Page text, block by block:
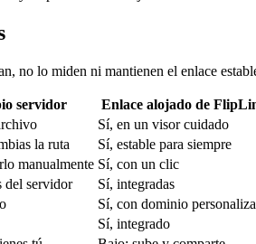
no lo miden ni mantienen el enlace
servidor
Enlace alojado de
Sí, en un visor cuidado
la ruta
Sí, estable para siempre
manualmente Sí, con un clic
del servidor
Sí, integradas
Sí, con dominio
Sí, integrado